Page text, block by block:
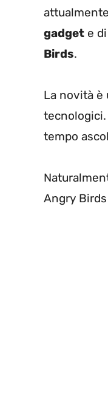
gadget e
Birds.
La novità è
tecnologici.
tempo
Angry